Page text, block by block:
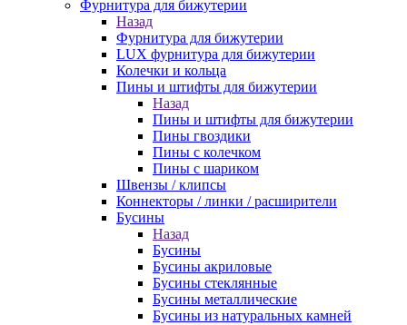
Фурнитура для бижутерии
Назад
Фурнитура для бижутерии
LUX фурнитура для бижутерии
Колечки и кольца
Пины и штифты для бижутерии
Назад
Пины и штифты для бижутерии
Пины гвоздики
Пины с колечком
Пины с шариком
Швензы / клипсы
Коннекторы / линки / расширители
Бусины
Назад
Бусины
Бусины акриловые
Бусины стеклянные
Бусины металлические
Бусины из натуральных камней